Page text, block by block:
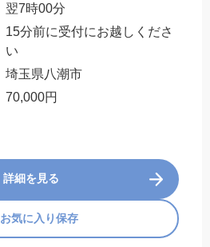
翌7時00分
15分前に受付にお越しくださ
い
埼玉県八潮市
70,000円
詳細を見る
お気に入り保存